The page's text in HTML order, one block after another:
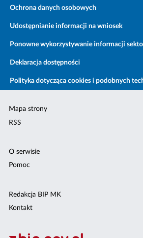
Ochrona danych osobowych
Udostępnianie informacji na wniosek
Ponowne wykorzystywanie informacji
Deklaracja dostępności
Polityka dotycząca cookies i podobnych
Mapa strony
RSS
O serwisie
Pomoc
Redakcja BIP MK
Kontakt